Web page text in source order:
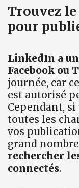
Trouvez
pour
LinkedIn a
Facebook ou
journée, car
est autorisé
Cependant,
toutes les
vos
grand
rechercher
connectés.